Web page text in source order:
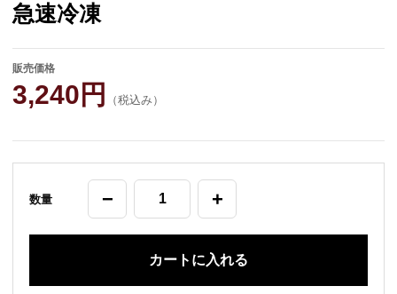
ご利用ガイド
個人情報保護方針
マイページ
急速冷凍
販売価格
3,240円 （税込み）
数量 − +
カートに入れる